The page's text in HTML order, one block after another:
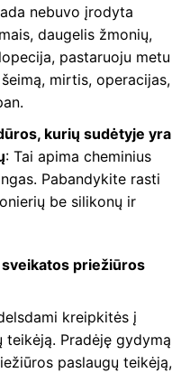
nebuvo įrodyta
daugelis žmonių,
pastaruoju metu
mirtis, operacijas,
kurių sudėtyje yra
: Tai apima cheminius
Pabandykite rasti
be silikonų ir
priežiūros
kreipkitės į
Pradėję gydymą
paslaugų teikėją,